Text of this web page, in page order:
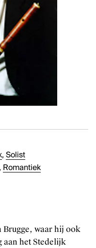
en essayisten
, Solist
, Romantiek
waar hij ook
aan het Stedelijk